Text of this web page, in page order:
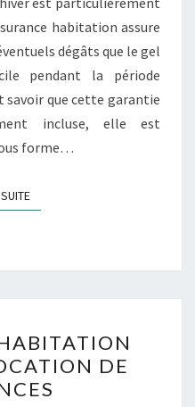
habitation assure
dégâts que le gel
pendant la période
savoir que cette garantie
incluse, elle est
forme…
LIRE LA SUITE
DE